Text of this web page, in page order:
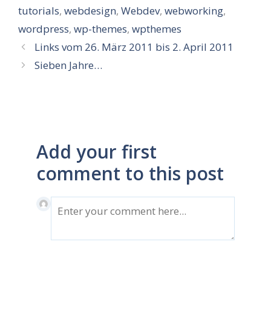
tutorials, webdesign, Webdev, webworking,
wordpress, wp-themes, wpthemes
Links vom 26. März 2011 bis 2. April 2011
Sieben Jahre…
Add your first
comment to this post